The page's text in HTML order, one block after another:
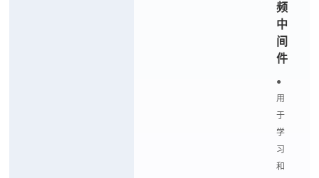
频
中
间
件
●
用
于
学
习
和